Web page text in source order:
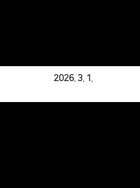
2026. 3. 1.